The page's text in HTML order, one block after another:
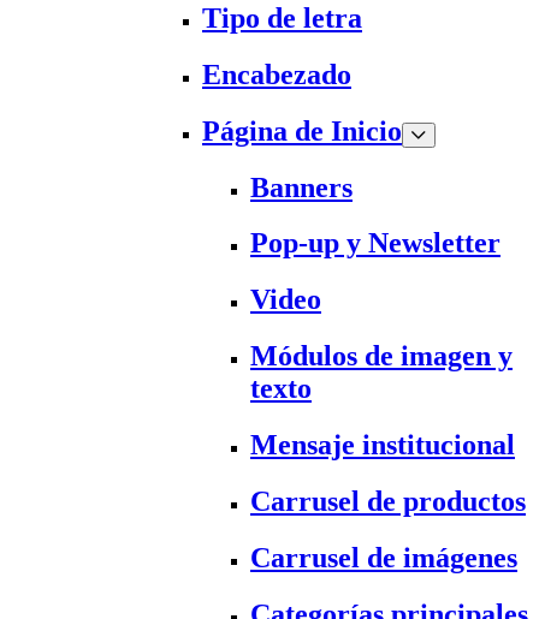
Tipo de letra
Encabezado
Página de Inicio
Banners
Pop-up y Newsletter
Video
Módulos de imagen y
texto
Mensaje institucional
Carrusel de productos
Carrusel de imágenes